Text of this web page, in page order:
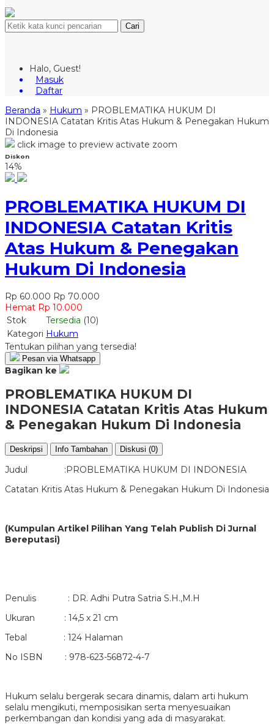
Cari
Halo, Guest!
Masuk
Daftar
Beranda » Hukum » PROBLEMATIKA HUKUM DI
INDONESIA Catatan Kritis Atas Hukum & Penegakan Hukum
Di Indonesia
click image to preview activate zoom
Diskon
14%
PROBLEMATIKA HUKUM DI
INDONESIA Catatan Kritis
Atas Hukum & Penegakan
Hukum Di Indonesia
Rp 60.000 Rp 70.000
Hemat Rp 10.000
Stok
Tersedia (10)
Kategori Hukum
Tentukan pilihan yang tersedia!
Pesan via Whatsapp
Bagikan ke
PROBLEMATIKA HUKUM DI
INDONESIA Catatan Kritis Atas Hukum
& Penegakan Hukum Di Indonesia
Deskripsi Info Tambahan Diskusi (0)
Judul : PROBLEMATIKA HUKUM DI INDONESIA
Catatan Kritis Atas Hukum & Penegakan Hukum Di Indonesia
(Kumpulan Artikel Pilihan Yang Telah Publish Di Jurnal
Bereputasi)
Penulis : DR. Adhi Putra Satria S.H.,M.H
Ukuran : 14,5 x 21 cm
Tebal : 124 Halaman
No ISBN : 978-623-56872-4-7
Hukum selalu bergerak secara dinamis, dalam arti hukum
selalu mengikuti, memposisikan serta menyesuaikan
perkembangan dan kondisi yang ada di masyarakat.